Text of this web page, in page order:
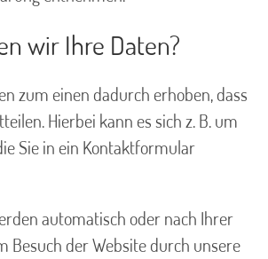
wir Ihre Daten?
zum einen dadurch erhoben, dass
Hierbei kann es sich z. B. um
Sie in ein Kontaktformular
automatisch oder nach Ihrer
Besuch der Website durch unsere